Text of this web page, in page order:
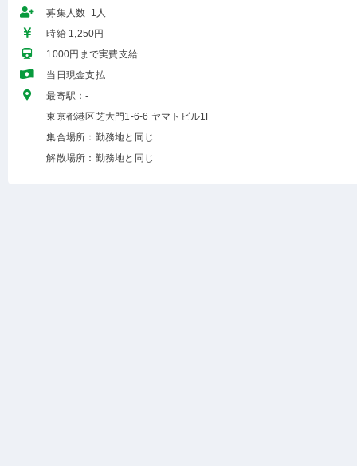
募集人数 1人
時給 1,250円
1000円まで実費支給
当日現金支払
最寄駅：-
東京都港区芝大門1-6-6 ヤマトビル1F
集合場所：勤務地と同じ
解散場所：勤務地と同じ